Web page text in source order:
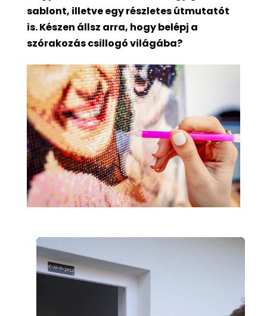
sablont, illetve egy részletes útmutatót
is. Készen állsz arra, hogy belépj a
szórakozás csillogó világába?